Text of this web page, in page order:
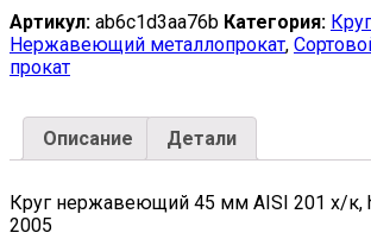
201
х/
к,
h9,
10060-
2004
Артикул: ab6c1d3aa76b Категория:
Нержавеющий металлопрокат,
прокат
Описание Детали
Круг нержавеющий 45 мм AISI 201 х/к,
2005